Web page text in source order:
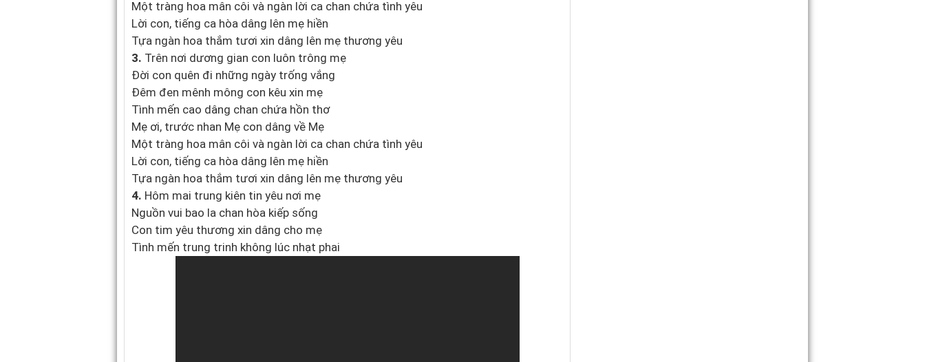
Một tràng hoa mân côi và ngàn lời ca chan chứa tình yêu
Lời con, tiếng ca hòa dâng lên mẹ hiền
Tựa ngàn hoa thắm tươi xin dâng lên mẹ thương yêu
3. Trên nơi dương gian con luôn trông mẹ
Đời con quên đi những ngày trống vắng
Đêm đen mênh mông con kêu xin mẹ
Tình mến cao dâng chan chứa hồn thơ
Mẹ ơi, trước nhan Mẹ con dâng về Mẹ
Một tràng hoa mân côi và ngàn lời ca chan chứa tình yêu
Lời con, tiếng ca hòa dâng lên mẹ hiền
Tựa ngàn hoa thắm tươi xin dâng lên mẹ thương yêu
4. Hôm mai trung kiên tin yêu nơi mẹ
Nguồn vui bao la chan hòa kiếp sống
Con tim yêu thương xin dâng cho mẹ
Tình mến trung trinh không lúc nhạt phai